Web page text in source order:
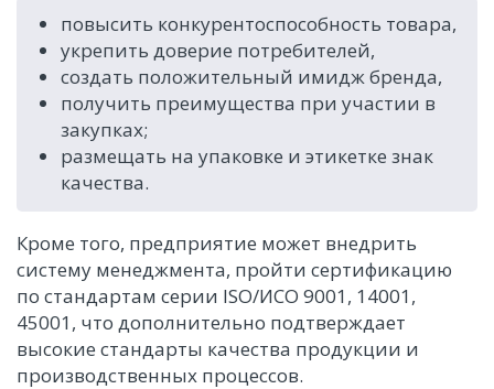
повысить конкурентоспособность товара,
укрепить доверие потребителей,
создать положительный имидж бренда,
получить преимущества при участии в
закупках;
размещать на упаковке и этикетке знак
качества.
Кроме того, предприятие может внедрить
систему менеджмента, пройти сертификацию
по стандартам серии ISO/ИСО 9001, 14001,
45001, что дополнительно подтверждает
высокие стандарты качества продукции и
производственных процессов.